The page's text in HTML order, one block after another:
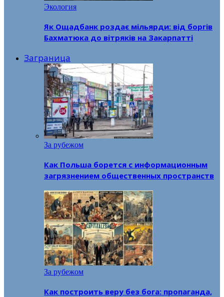
Экология
Як Ощадбанк роздає мільярди: від боргів
Бахматюка до вітряків на Закарпатті
Заграница
За рубежом
Как Польша борется с информационным
загрязнением общественных пространств
За рубежом
Как построить веру без бога: пропаганда,